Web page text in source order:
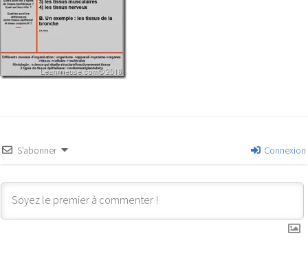
S’abonner Connexion